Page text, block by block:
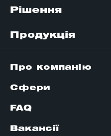
Рішення
Продукція
Про компанію
Сфери
FAQ
Вакансії